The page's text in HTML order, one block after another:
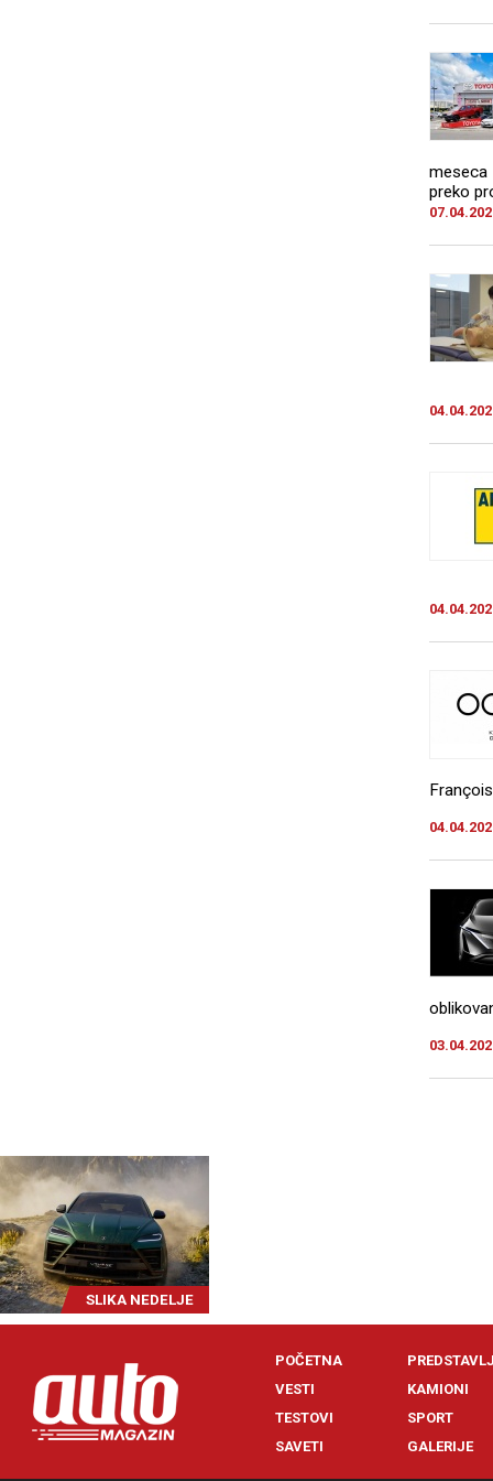
meseca
preko
SLIKA NEDELJE
POČETNA
VESTI
TESTOVI
SAVETI
KAMIONI
SPORT
GALERIJE